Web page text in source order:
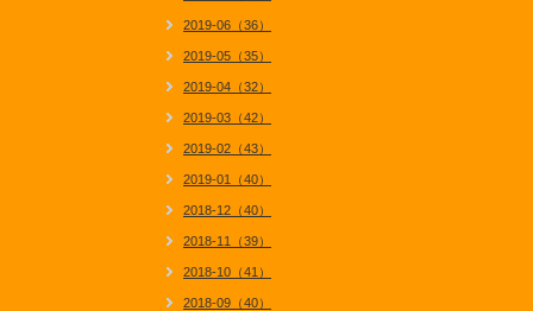
2019-06（36）
2019-05（35）
2019-04（32）
2019-03（42）
2019-02（43）
2019-01（40）
2018-12（40）
2018-11（39）
2018-10（41）
2018-09（40）